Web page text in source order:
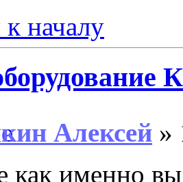
началу
Алексей »
как именно вы